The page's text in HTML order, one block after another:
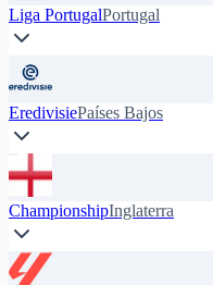
Liga PortugalPortugal
EredivisiePaíses Bajos
ChampionshipInglaterra